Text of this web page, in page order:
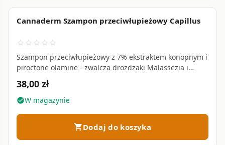
favorite_border
Cannaderm Szampon przeciwłupieżowy Capillus
star_border star_border star_border star_border star_border
Szampon przeciwłupieżowy z 7% ekstraktem konopnym i
piroctone olamine - zwalcza drożdżaki Malassezia i
łagodzi świąd • 150 ml
38,00 zł
check_circleW magazynie
shopping_cartDodaj do koszyka